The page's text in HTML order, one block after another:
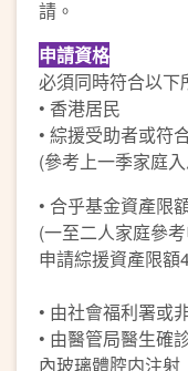
請。
申請資格
必須同時符合以下
• 香港居民
• 綜援受助者或符
(參考上一季家庭
• 合乎基金資產限
(一至二人家庭參
申請綜援資產限額
• 由社會福利署或
• 由醫管局醫生確
內玻璃體腔内注射